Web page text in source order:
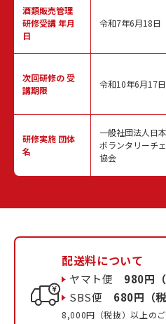
酒類販売管理
研修受講 年月
日
次回研修の受
講期限
研修実施 団体
名
令和7年6月18日
令和10年6月17日
一般社団法人日本
ボランタリーチ
協会
配送料について
ヤマト便 980円（
SBS便 680円（税
8,000円（税抜）以上の